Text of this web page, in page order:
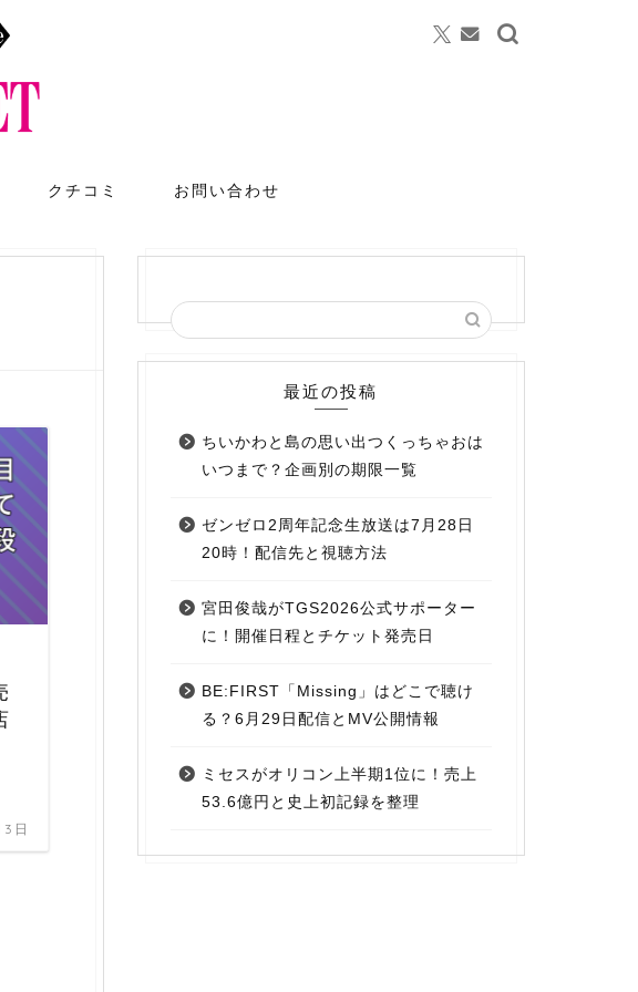
クチコミ お問い合わせ
日
最近の投稿
ちいかわと島の思い出つくっちゃおは
いつまで？企画別の期限一覧
ゼンゼロ2周年記念生放送は7月28日
20時！配信先と視聴方法
宮田俊哉がTGS2026公式サポーター
に！開催日程とチケット発売日
BE:FIRST「Missing」はどこで聴け
る？6月29日配信とMV公開情報
ミセスがオリコン上半期1位に！売上
53.6億円と史上初記録を整理